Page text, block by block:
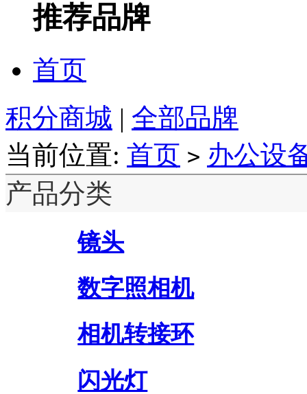
推荐品牌
首页
积分商城 | 全部品牌
当前位置: 首页 > 办公设
产品分类
镜头
数字照相机
相机转接环
闪光灯